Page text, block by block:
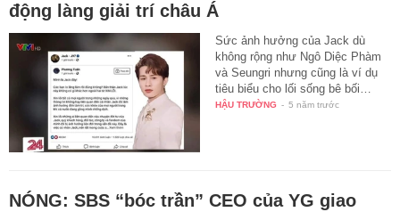
động làng giải trí châu Á
Sức ảnh hưởng của Jack dù
không rộng như Ngô Diệc Phàm
và Seungri nhưng cũng là ví dụ
tiêu biểu cho lối sống bê bối…
HẬU TRƯỜNG - 5 năm trước
NÓNG: SBS “bóc trần” CEO của YG giao